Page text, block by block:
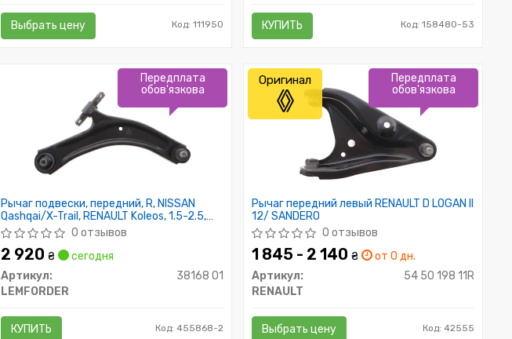
Выбрать цену Код: 111950 КУПИТЬ Код: 158480-53
Рычаг подвески, передний, R, NISSAN
Qashqai/X-Trail, RENAULT Koleos, 1.5-2.5,
07-
0 отзывов
2 920₴
сегодня
Артикул:
38168 01
LEMFORDER
КУПИТЬ Код: 455868-2
Передплата
обов'язкова
Рычаг передний левый RENAULT D LOGAN II
12/ SANDERO
0 отзывов
1 845 - 2 140₴
от 0 дн.
Артикул:
54 50 198 11R
RENAULT
Выбрать цену Код: 42555
Передплата
обов'язкова
Оригинал